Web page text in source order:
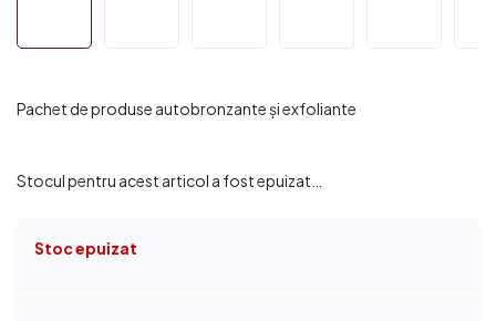
Pachet de produse autobronzante și exfoliante
Stocul pentru acest articol a fost epuizat…
Stoc epuizat